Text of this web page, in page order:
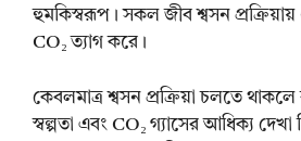
হুমকিস্বরূপ। সকল জীব শ্বসন
CO₂ ত্যাগ করে।
কেবলমাত্র শ্বসন প্রক্রিয়া চলতে থাকলে
স্বল্পতা এবং CO₂ গ্যাসের আধিক্য দেখা